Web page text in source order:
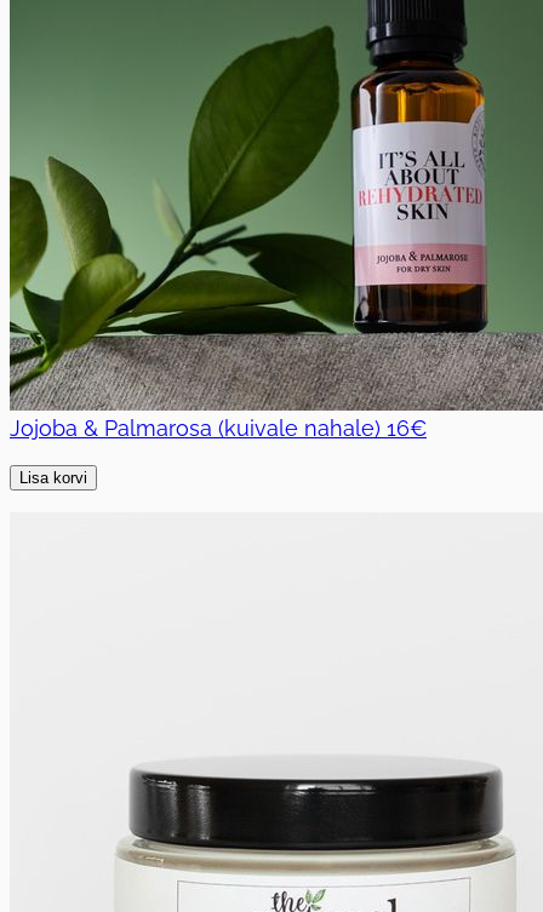
Jojoba & Palmarosa (kuivale nahale) 16€
Lisa korvi